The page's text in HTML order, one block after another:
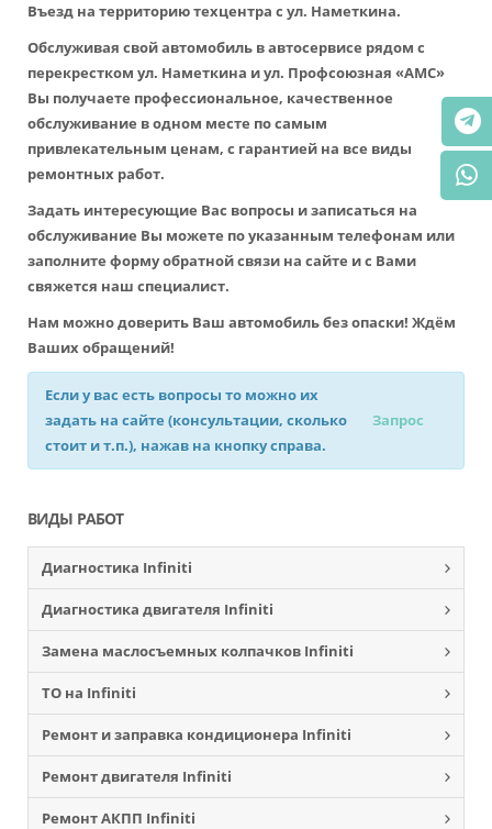
Въезд на территорию техцентра с ул. Наметкина.
Обслуживая свой автомобиль в автосервисе рядом с
перекрестком ул. Наметкина и ул. Профсоюзная «АМС»
Вы получаете профессиональное, качественное
обслуживание в одном месте по самым
привлекательным ценам, с гарантией на все виды
ремонтных работ.
Задать интересующие Вас вопросы и записаться на
обслуживание Вы можете по указанным телефонам или
заполните форму обратной связи на сайте и с Вами
свяжется наш специалист.
Нам можно доверить Ваш автомобиль без опаски! Ждём
Ваших обращений!
Если у вас есть вопросы то можно их
задать на сайте (консультации, сколько
стоит и т.п.), нажав на кнопку справа.
Запрос
ВИДЫ РАБОТ
Диагностика Infiniti
Диагностика двигателя Infiniti
Замена маслосъемных колпачков Infiniti
ТО на Infiniti
Ремонт и заправка кондиционера Infiniti
Ремонт двигателя Infiniti
Ремонт АКПП Infiniti